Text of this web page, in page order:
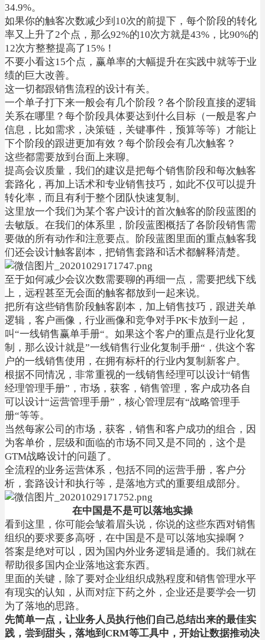
34.9%。
如果你的触客次数减少到10次的前提下，每个阶段的转化
率又上升了2个点，那么92%的10次方就是43%，比90%的
12次方整整提高了15%！
不要小看这15个点，赢单率的大幅提升在实践中就等于业
绩的巨大改善。
这一切都跟销售流程的设计有关。
一个单子打下来一般会有几个阶段？各个阶段直接的逻辑
关系在哪里？每个阶段具体要达到什么目标（一般是客户
信息，比如需求，决策链，关键事件，预算等等）才能让
下个阶段的跟进更加有效？每个阶段会有几次触客？
这些都需要放到台面上来聊。
提高会议质量，我们的建议是把每个销售阶段和每次触客
套路化，再加上话术和专业销售技巧，如此不仅可以提升
转化率，而且有利于整个团队快速复制。
这里放一个我们为某个客户设计的首次触客的阶段蓝图的
去敏版。在我们的体系里，阶段蓝图概括了各阶段销售需
要做的所有动作和注意要点。阶段蓝图里面的重点触客我
们还会设计触客剧本，把销售套路和话术都解释清楚。
至于如何减少会议次数需要聊的再细一点，需要把线下线
上，远程甚至无会面的触客都放到一起来说。
把所有这些销售阶段触客剧本，加上销售技巧，跟进关单
逻辑，客户画像，行业画像和竞争对手PK卡放到一起，
叫“一线销售赢单手册“。如果这个客户的重点是行业化复
制，那么设计就是”一线销售行业化复制手册“，供这个客
户的一线销售使用，在拥有标杆的行业内复制新客户。
根据不同情况，非常重视的一线销售经理可以设计“销售
经理管理手册”，市场，获客，销售管理，客户成功各自
可以设计“运营管理手册”，核心管理层有“战略管理手
册“等等。
当然每家公司的市场，获客，销售和客户成功的组合，因
为客单价，层级和面临的市场不同又是不同的，这个是
GTM战略设计的问题了。
全流程的业务运营体系，包括不同的运营手册，客户分
析，套路设计和执行等，是落地方式的重要组成部分。
在中国是不是可以落地实操
看到这里，你可能会皱着眉头说，你说的这些东西对销售
组织的要求要多高呀，在中国是不是可以落地实操啊？
答案是绝对可以，因为国内外业务逻辑是通的。我们就在
帮助很多国内企业落地这套东西。
里面的关键，除了要对企业组织成熟程度和销售管理水平
有现实的认知，从而对症下药之外，企业还是要学会一切
为了落地的思路。
先简单一点，让业务人员执行他们自己总结出来的最佳实
践，尝到甜头，落地到CRM等工具中，开始让数据推动决